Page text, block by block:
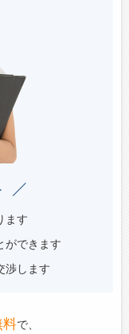
ます
ができます
渉します
料で、